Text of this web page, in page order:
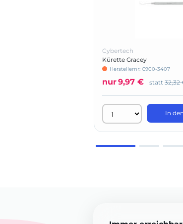
Cybertech
Kürette Gracey
Herstellernr: C900-3407
nur9,97 € statt 32,32
In